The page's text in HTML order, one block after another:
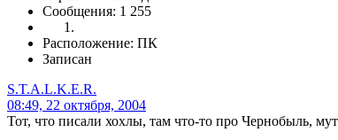
Сообщения: 1 255
Расположение: ПК
Записан
S.T.A.L.K.E.R.
08:49, 22 октября, 2004
Тот, что писали хохлы, там что-то про Чернобыль,